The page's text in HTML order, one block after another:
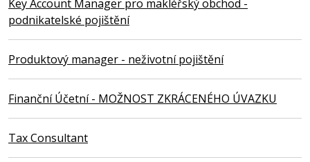
Key Account Manager pro makléřský obchod -
podnikatelské pojištění
Produktový manager - neživotní pojištění
Finanční Účetní - MOŽNOST ZKRÁCENÉHO ÚVAZKU
Tax Consultant